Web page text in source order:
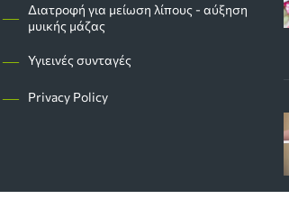
―
Διατροφή για μείωση λίπους - αύξηση
μυικής μάζας
― Υγιεινές συνταγές
― Privacy Policy